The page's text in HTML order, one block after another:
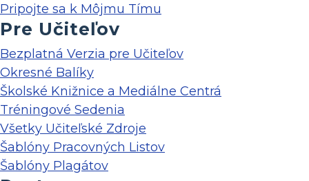
Pripojte sa k Môjmu Tímu
Pre Učiteľov
Bezplatná Verzia pre Učiteľov
Okresné Balíky
Školské Knižnice a Mediálne Centrá
Tréningové Sedenia
Všetky Učiteľské Zdroje
Šablóny Pracovných Listov
Šablóny Plagátov